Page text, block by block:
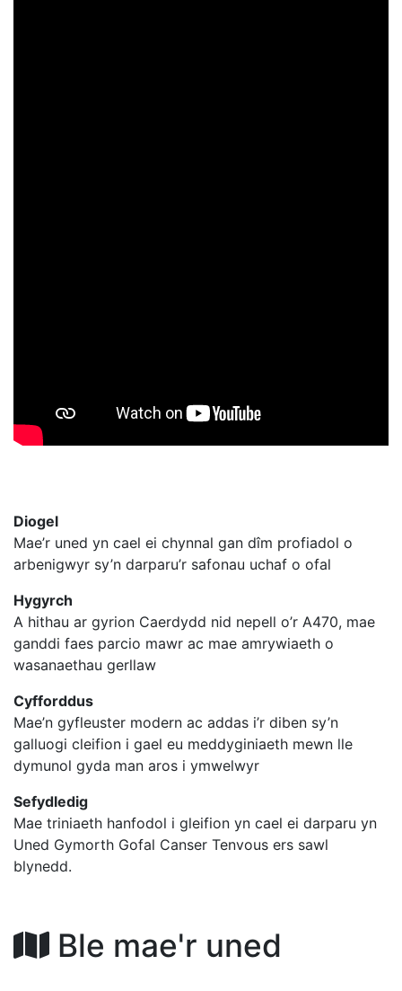
Diogel
Mae’r uned yn cael ei chynnal gan dîm profiadol o
arbenigwyr sy’n darparu’r safonau uchaf o ofal
Hygyrch
A hithau ar gyrion Caerdydd nid nepell o’r A470, mae
ganddi faes parcio mawr ac mae amrywiaeth o
wasanaethau gerllaw
Cyfforddus
Mae’n gyfleuster modern ac addas i’r diben sy’n
galluogi cleifion i gael eu meddyginiaeth mewn lle
dymunol gyda man aros i ymwelwyr
Sefydledig
Mae triniaeth hanfodol i gleifion yn cael ei darparu yn
Uned Gymorth Gofal Canser Tenvous ers sawl
blynedd.
Ble mae'r uned